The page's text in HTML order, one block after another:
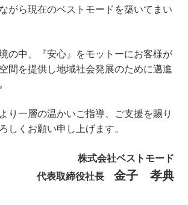
がら現在のベストモードを築いてまい
の中、『安心』をモットーにお客様が
間を提供し地域社会発展のために邁進
り一層の温かいご指導、ご支援を賜り
しくお願い申し上げます。
株式会社ベストモード
代表取締役社長 金子 孝典